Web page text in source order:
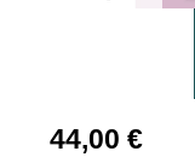
Regulärer Preis:
44,00 €